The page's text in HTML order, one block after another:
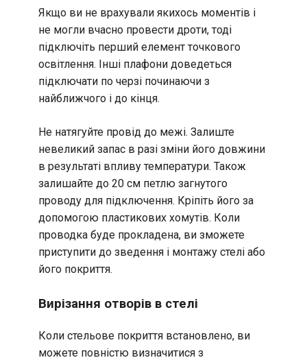
Якщо ви не врахували якихось моментів і
не могли вчасно провести дроти, тоді
підключіть перший елемент точкового
освітлення. Інші плафони доведеться
підключати по черзі починаючи з
найближчого і до кінця.
Не натягуйте провід до межі. Залиште
невеликий запас в разі зміни його довжини
в результаті впливу температури. Також
залишайте до 20 см петлю загнутого
проводу для підключення. Кріпіть його за
допомогою пластикових хомутів. Коли
проводка буде прокладена, ви зможете
приступити до зведення і монтажу стелі або
його покриття.
Вирізання отворів в стелі
Коли стельове покриття встановлено, ви
можете повністю визначитися з